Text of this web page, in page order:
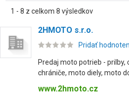
1 - 8 z celkom 8 výsledkov
2HMOTO s.r.o.
Pridať
Predaj moto potrieb - prilby,
chrániče, moto diely, moto
www.2hmoto.cz